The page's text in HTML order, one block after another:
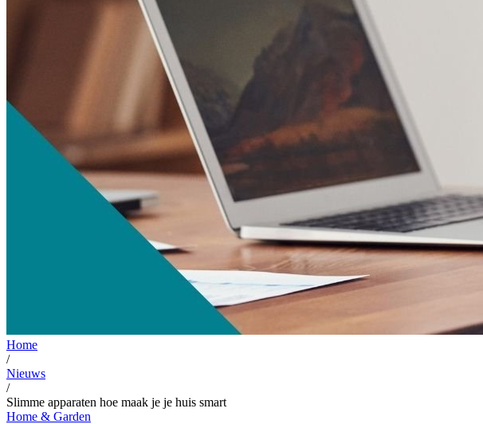
Home
/
Nieuws
/
Slimme apparaten hoe maak je je huis smart
Home & Garden